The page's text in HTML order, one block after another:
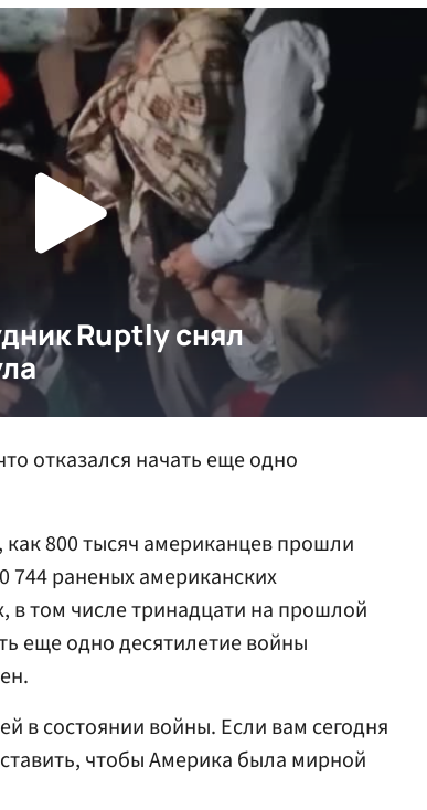
отказался начать еще одно
800 тысяч американцев прошли
744 раненых американских
в том числе тринадцати на прошлой
еще одно десятилетие войны
в состоянии войны. Если вам сегодня
чтобы Америка была мирной